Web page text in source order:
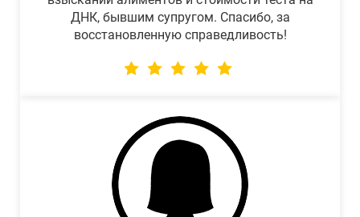
ДНК, бывшим супругом. Спасибо, за
восстановленную справедливость!